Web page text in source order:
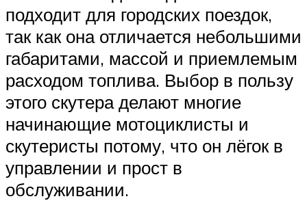
подходит для городских поездок,
так как она отличается небольшими
габаритами, массой и приемлемым
расходом топлива. Выбор в пользу
этого скутера делают многие
начинающие мотоциклисты и
скутеристы потому, что он лёгок в
управлении и прост в
обслуживании.